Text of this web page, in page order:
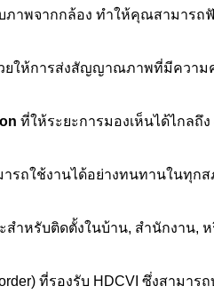
าพจากกล้อง ทำให้คุณสามารถ
ยให้การส่งสัญญาณภาพที่มีความค
ที่ให้ระยะการมองเห็นได้ไกล
รถใช้งานได้อย่างทนทานในทุก
ำหรับติดตั้งในบ้าน, สำนักงาน,
ที่รองรับ HDCVI ซึ่งสามา